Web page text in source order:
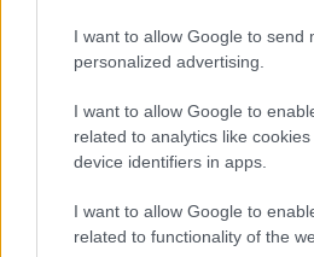
I want to allow Google to send
personalized advertising.
I want to allow Google to
related to analytics like
device identifiers in apps.
I want to allow Google to
related to functionality of the
ΠΟΔΟΣΦΑΙΡΟ ΑΕΚ
τηλέφωνο του Μελισσανίδη
(VIDEO)